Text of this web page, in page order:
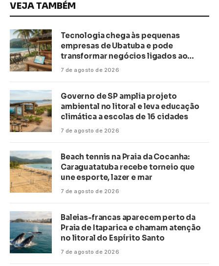
VEJA TAMBÉM
Tecnologia chega às pequenas
empresas de Ubatuba e pode
transformar negócios ligados ao
turismo no litoral
7 de agosto de 2026
Governo de SP amplia projeto
ambiental no litoral e leva educação
climática a escolas de 16 cidades
7 de agosto de 2026
Beach tennis na Praia da Cocanha:
Caraguatatuba recebe torneio que
une esporte, lazer e mar
7 de agosto de 2026
Baleias-francas aparecem perto da
Praia de Itaparica e chamam atenção
no litoral do Espírito Santo
7 de agosto de 2026